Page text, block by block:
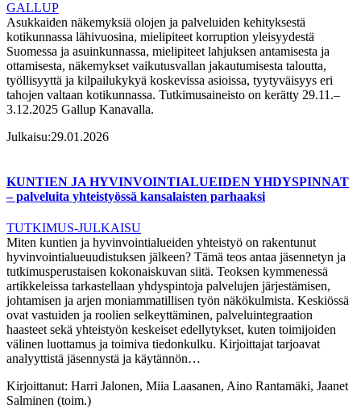
GALLUP
Asukkaiden näkemyksiä olojen ja palveluiden kehityksestä
kotikunnassa lähivuosina, mielipiteet korruption yleisyydestä
Suomessa ja asuinkunnassa, mielipiteet lahjuksen antamisesta ja
ottamisesta, näkemykset vaikutusvallan jakautumisesta taloutta,
työllisyyttä ja kilpailukykyä koskevissa asioissa, tyytyväisyys eri
tahojen valtaan kotikunnassa. Tutkimusaineisto on kerätty 29.11.–
3.12.2025 Gallup Kanavalla.
Julkaisu:29.01.2026
KUNTIEN JA HYVINVOINTIALUEIDEN YHDYSPINNAT
– palveluita yhteistyössä kansalaisten parhaaksi
TUTKIMUS-JULKAISU
Miten kuntien ja hyvinvointialueiden yhteistyö on rakentunut
hyvinvointialueuudistuksen jälkeen? Tämä teos antaa jäsennetyn ja
tutkimusperustaisen kokonaiskuvan siitä. Teoksen kymmenessä
artikkeleissa tarkastellaan yhdyspintoja palvelujen järjestämisen,
johtamisen ja arjen moniammatillisen työn näkökulmista. Keskiössä
ovat vastuiden ja roolien selkeyttäminen, palveluintegraation
haasteet sekä yhteistyön keskeiset edellytykset, kuten toimijoiden
välinen luottamus ja toimiva tiedonkulku. Kirjoittajat tarjoavat
analyyttistä jäsennystä ja käytännön…
Kirjoittanut: Harri Jalonen, Miia Laasanen, Aino Rantamäki, Jaanet
Salminen (toim.)